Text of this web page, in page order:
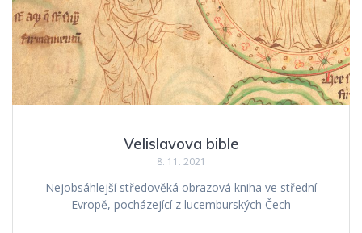
Velislavova bible
8. 11. 2021
Nejobsáhlejší středověká obrazová kniha ve střední
Evropě, pocházející z lucemburských Čech